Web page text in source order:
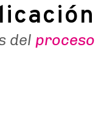
del proceso